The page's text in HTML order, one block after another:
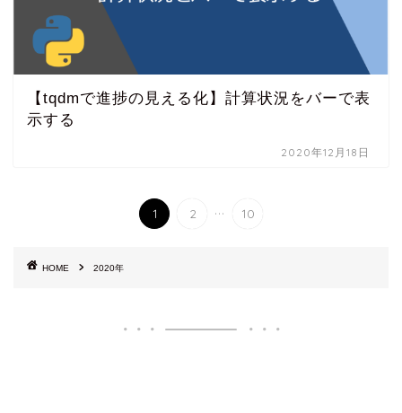
【tqdmで進捗の見える化】計算状況をバーで表
示する
2020年12月18日
1 2 ... 10
HOME 2020年